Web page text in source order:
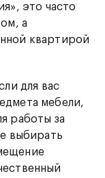
это часто
а
квартирой
для вас
мебели,
работы за
выбирать